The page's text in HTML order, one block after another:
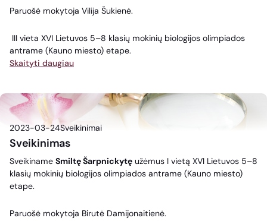
Paruošė mokytoja Vilija Šukienė.
III vieta XVI Lietuvos 5–8 klasių mokinių biologijos olimpiados
antrame (Kauno miesto) etape.
Skaityti daugiau
2023-03-24Sveikinimai
Sveikinimas
Sveikiname Smiltę Šarpnickytę užėmus I vietą XVI Lietuvos 5–8
klasių mokinių biologijos olimpiados antrame (Kauno miesto)
etape.
Paruošė mokytoja Birutė Damijonaitienė.